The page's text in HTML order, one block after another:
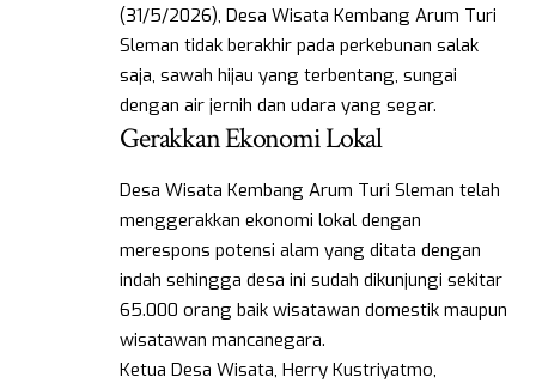
(31/5/2026), Desa Wisata Kembang Arum Turi
Sleman tidak berakhir pada perkebunan salak
saja, sawah hijau yang terbentang, sungai
dengan air jernih dan udara yang segar.
Gerakkan Ekonomi Lokal
Desa Wisata Kembang Arum Turi Sleman telah
menggerakkan ekonomi lokal dengan
merespons potensi alam yang ditata dengan
indah sehingga desa ini sudah dikunjungi sekitar
65.000 orang baik wisatawan domestik maupun
wisatawan mancanegara.
Ketua Desa Wisata, Herry Kustriyatmo,